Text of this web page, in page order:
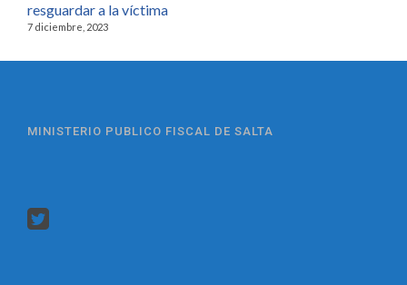
resguardar a la víctima
7 diciembre, 2023
MINISTERIO PUBLICO FISCAL DE SALTA